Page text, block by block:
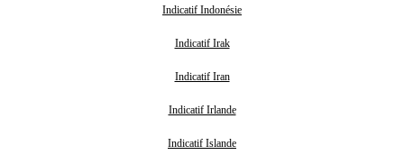
Indicatif Indonésie
Indicatif Irak
Indicatif Iran
Indicatif Irlande
Indicatif Islande